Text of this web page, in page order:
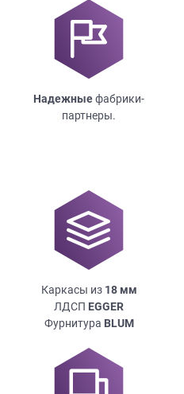
Надежныефабрики-
партнеры.
Каркасы из 18мм
ЛДСП EGGER
Фурнитура BLUM